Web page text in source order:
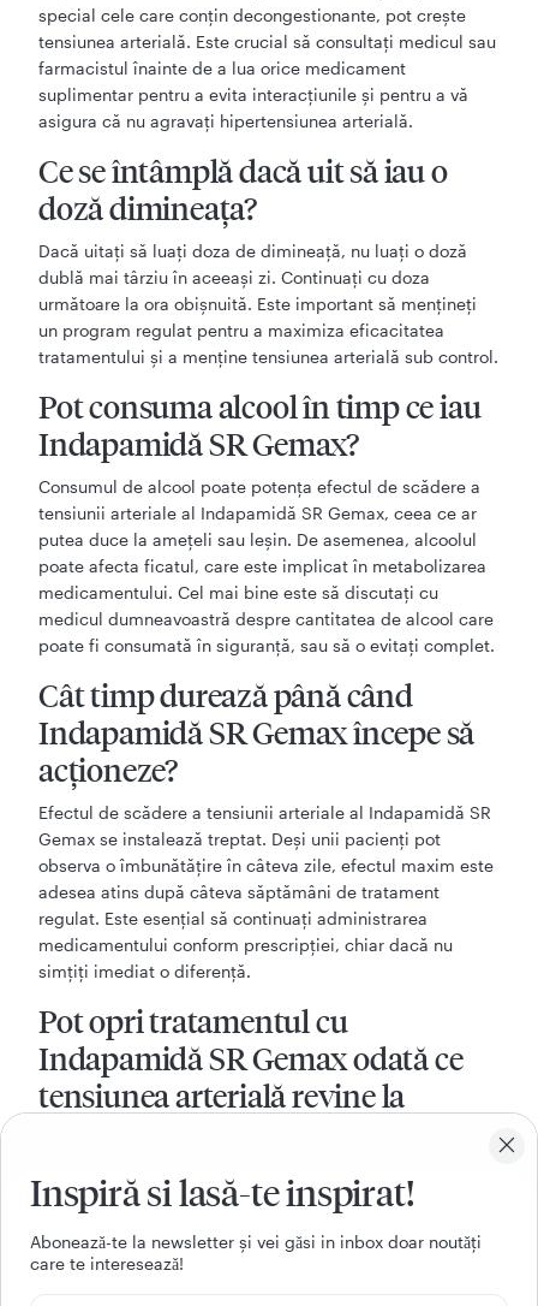
special cele care conțin decongestionante, pot crește
tensiunea arterială. Este crucial să consultați medicul sau
farmacistul înainte de a lua orice medicament
suplimentar pentru a evita interacțiunile și pentru a vă
asigura că nu agravați hipertensiunea arterială.
Ce se întâmplă dacă uit să iau o
doză dimineața?
Dacă uitați să luați doza de dimineață, nu luați o doză
dublă mai târziu în aceeași zi. Continuați cu doza
următoare la ora obișnuită. Este important să mențineți
un program regulat pentru a maximiza eficacitatea
tratamentului și a menține tensiunea arterială sub control.
Pot consuma alcool în timp ce iau
Indapamidă SR Gemax?
Consumul de alcool poate potența efectul de scădere a
tensiunii arteriale al Indapamidă SR Gemax, ceea ce ar
putea duce la amețeli sau leșin. De asemenea, alcoolul
poate afecta ficatul, care este implicat în metabolizarea
medicamentului. Cel mai bine este să discutați cu
medicul dumneavoastră despre cantitatea de alcool care
poate fi consumată în siguranță, sau să o evitați complet.
Cât timp durează până când
Indapamidă SR Gemax începe să
acționeze?
Efectul de scădere a tensiunii arteriale al Indapamidă SR
Gemax se instalează treptat. Deși unii pacienți pot
observa o îmbunătățire în câteva zile, efectul maxim este
adesea atins după câteva săptămâni de tratament
regulat. Este esențial să continuați administrarea
medicamentului conform prescripției, chiar dacă nu
simțiți imediat o diferență.
Pot opri tratamentul cu
Indapamidă SR Gemax odată ce
tensiunea arterială revine la
Nu trebuie să opriți tratamentul cu Indapamidă SR
Gemax fără a consulta medicul dumneavoastră.
oprirea bruscă a medicamentației poate duce la o
Inspiră si lasă-te inspirat!
Aboneazǎ-te la newsletter și vei gǎsi in inbox doar noutǎți
care te intereseazǎ!